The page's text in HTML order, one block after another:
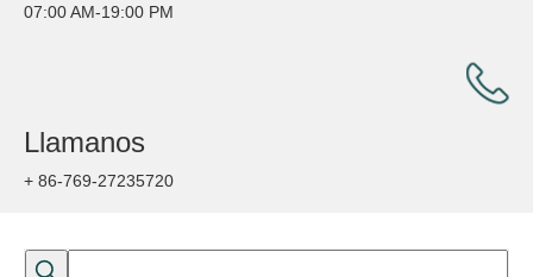
07:00 AM-19:00 PM
Llamanos
+ 86-769-27235720